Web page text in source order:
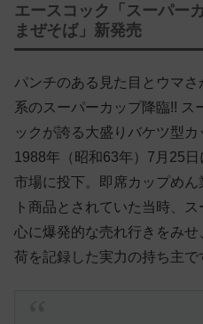
エースコック「スーパー
まぜそば」新発売
パンチのある見た目とウマ
系のスーパーカップ降臨!! ス
ックが誇る大盛りバケツ型カ
1988年（昭和63年）7月25
市場に投下。即席カップめ
ト商品とされていた当時、
心に爆発的な売れ行きをみ
荷を記録した実力の持ち主で